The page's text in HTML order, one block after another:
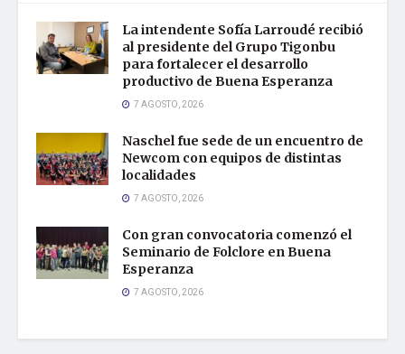
La intendente Sofía Larroudé recibió
al presidente del Grupo Tigonbu
para fortalecer el desarrollo
productivo de Buena Esperanza
7 AGOSTO, 2026
Naschel fue sede de un encuentro de
Newcom con equipos de distintas
localidades
7 AGOSTO, 2026
Con gran convocatoria comenzó el
Seminario de Folclore en Buena
Esperanza
7 AGOSTO, 2026